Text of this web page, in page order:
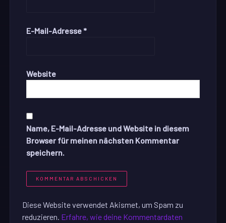
E-Mail-Adresse *
Website
Name, E-Mail-Adresse und Website in diesem
Browser für meinen nächsten Kommentar
speichern.
Diese Website verwendet Akismet, um Spam zu
reduzieren. Erfahre, wie deine Kommentardaten